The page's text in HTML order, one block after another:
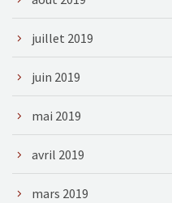
juillet 2019
juin 2019
mai 2019
avril 2019
mars 2019